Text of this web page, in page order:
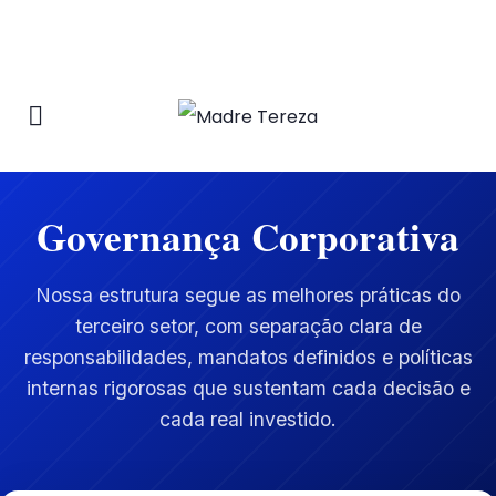
Governança Corporativa
Nossa estrutura segue as melhores práticas do
terceiro setor, com separação clara de
responsabilidades, mandatos definidos e políticas
internas rigorosas que sustentam cada decisão e
cada real investido.